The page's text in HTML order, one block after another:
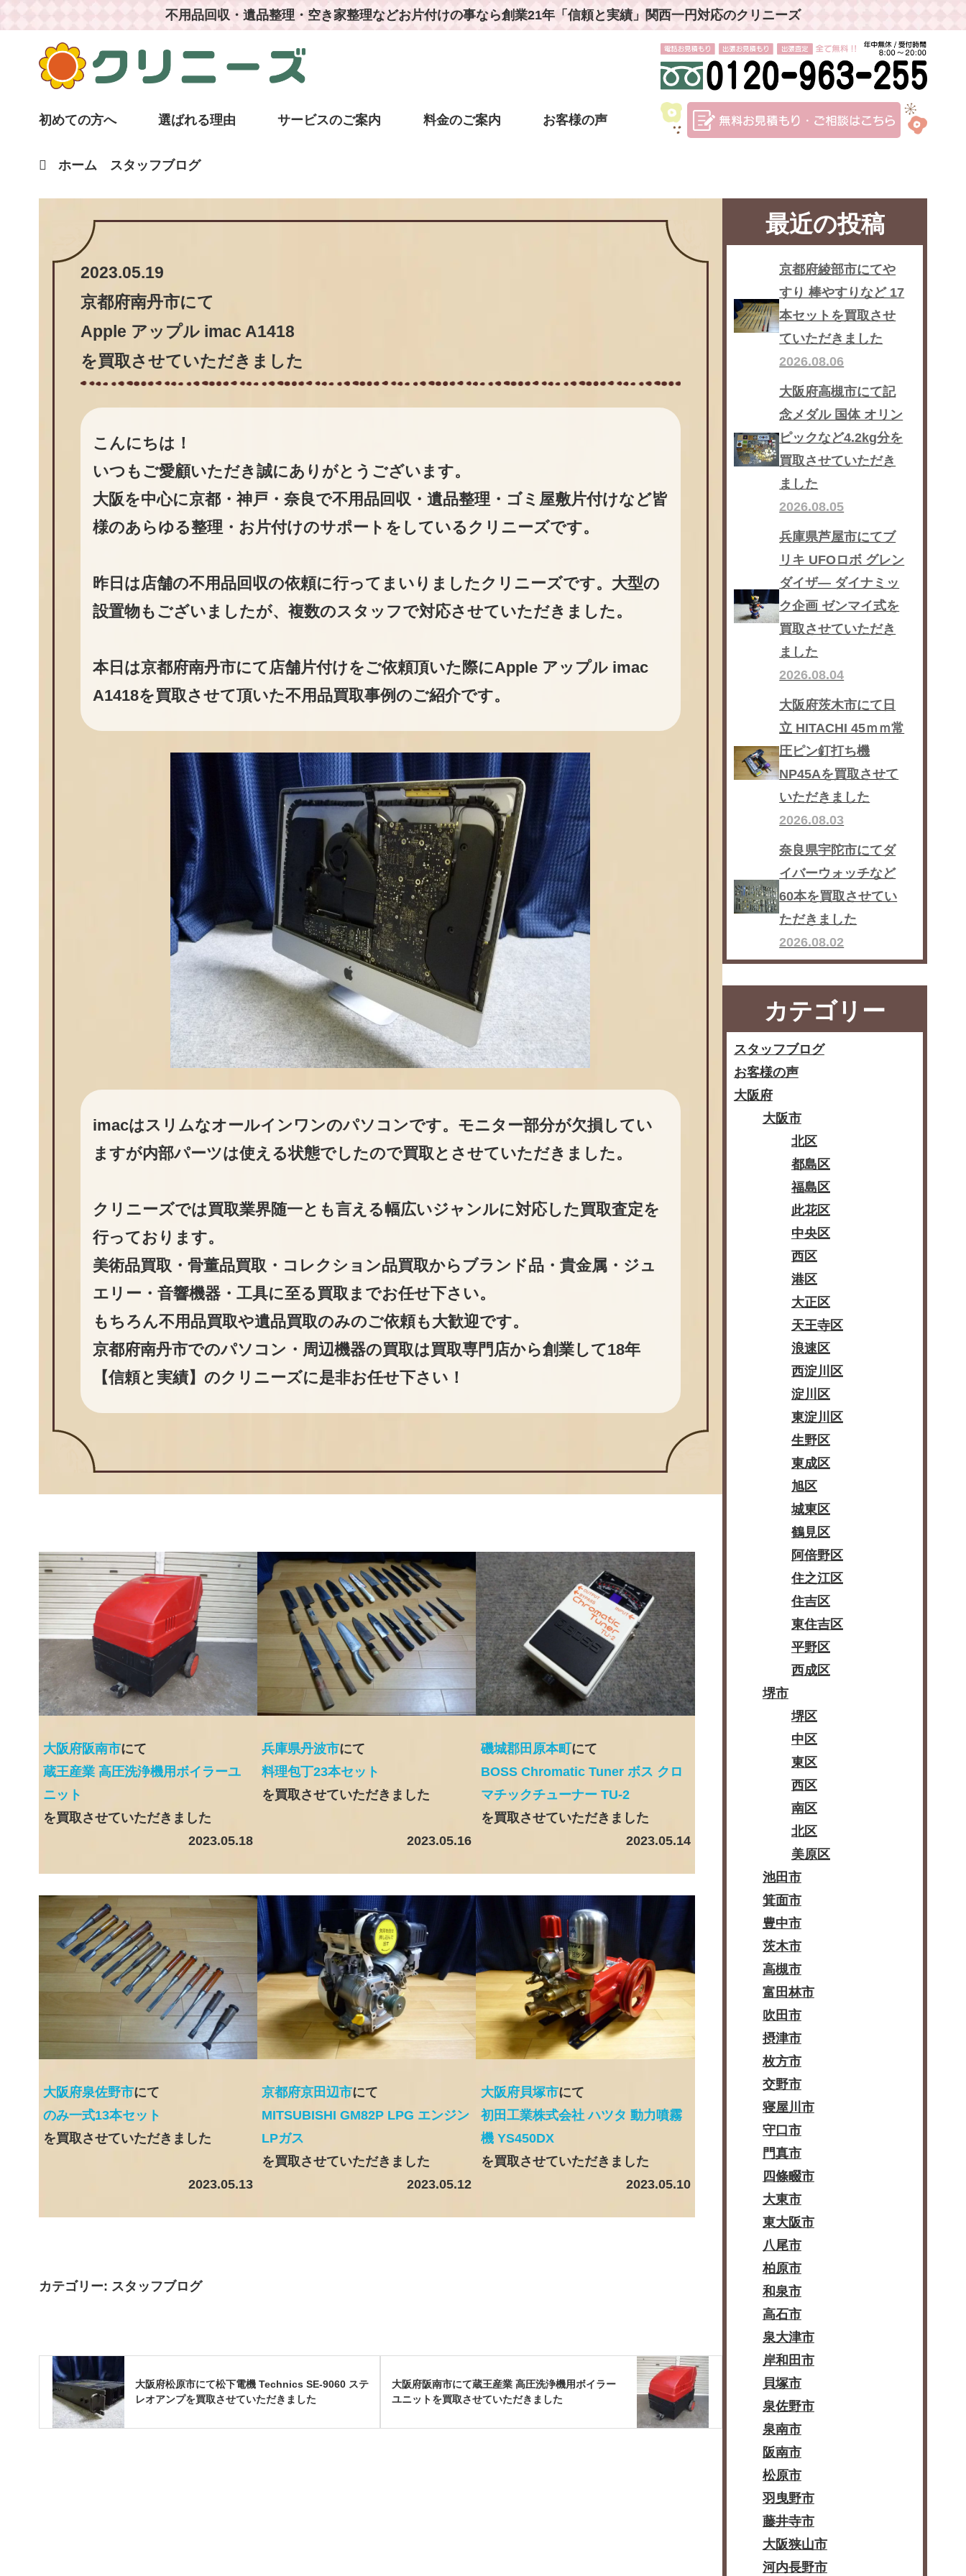
不用品回収・遺品整理・空き家整理などお片付けの事なら創業21年「信頼と実績」関西一円対応のクリニーズ
初めての方へ 選ばれる理由 サービスのご案内 料金のご案内 お客様の声
ホーム スタッフブログ
2023.05.19
京都府南丹市にて
Apple アップル imac A1418
を買取させていただきました
こんにちは！
いつもご愛顧いただき誠にありがとうございます。
大阪を中心に京都・神戸・奈良で不用品回収・遺品整理・ゴミ屋敷片付けなど皆
様のあらゆる整理・お片付けのサポートをしているクリニーズです。
昨日は店舗の不用品回収の依頼に行ってまいりましたクリニーズです。大型の
設置物もございましたが、複数のスタッフで対応させていただきました。
本日は京都府南丹市にて店舗片付けをご依頼頂いた際にApple アップル imac
A1418を買取させて頂いた不用品買取事例のご紹介です。
imacはスリムなオールインワンのパソコンです。モニター部分が欠損してい
ますが内部パーツは使える状態でしたので買取とさせていただきました。
クリニーズでは買取業界随一とも言える幅広いジャンルに対応した買取査定を
行っております。
美術品買取・骨董品買取・コレクション品買取からブランド品・貴金属・ジュ
エリー・音響機器・工具に至る買取までお任せ下さい。
もちろん不用品買取や遺品買取のみのご依頼も大歓迎です。
京都府南丹市でのパソコン・周辺機器の買取は買取専門店から創業して18年
【信頼と実績】のクリニーズに是非お任せ下さい！
大阪府阪南市にて
蔵王産業 高圧洗浄機用ボイラーユ
ニット
を買取させていただきました
2023.05.18
兵庫県丹波市にて
料理包丁23本セット
を買取させていただきました
2023.05.16
磯城郡田原本町にて
BOSS Chromatic Tuner ボス クロ
マチックチューナー TU-2
を買取させていただきました
2023.05.14
大阪府泉佐野市にて
のみ一式13本セット
を買取させていただきました
2023.05.13
京都府京田辺市にて
MITSUBISHI GM82P LPG エンジン
LPガス
を買取させていただきました
2023.05.12
大阪府貝塚市にて
初田工業株式会社 ハツタ 動力噴霧
機 YS450DX
を買取させていただきました
2023.05.10
カテゴリー: スタッフブログ
大阪府松原市にて松下電機 Technics SE-9060 ステ
レオアンプを買取させていただきました
大阪府阪南市にて蔵王産業 高圧洗浄機用ボイラー
ユニットを買取させていただきました
最近の投稿
京都府綾部市にてや
すり 棒やすりなど 17
本セットを買取させ
ていただきました
2026.08.06
大阪府高槻市にて記
念メダル 国体 オリン
ピックなど4.2kg分を
買取させていただき
ました
2026.08.05
兵庫県芦屋市にてブ
リキ UFOロボ グレン
ダイザ― ダイナミッ
ク企画 ゼンマイ式を
買取させていただき
ました
2026.08.04
大阪府茨木市にて日
立 HITACHI 45ｍｍ常
圧ピン釘打ち機
NP45Aを買取させて
いただきました
2026.08.03
奈良県宇陀市にてダ
イバーウォッチなど
60本を買取させてい
ただきました
2026.08.02
カテゴリー
スタッフブログ
お客様の声
大阪府
大阪市
北区
都島区
福島区
此花区
中央区
西区
港区
大正区
天王寺区
浪速区
西淀川区
淀川区
東淀川区
生野区
東成区
旭区
城東区
鶴見区
阿倍野区
住之江区
住吉区
東住吉区
平野区
西成区
堺市
堺区
中区
東区
西区
南区
北区
美原区
池田市
箕面市
豊中市
茨木市
高槻市
富田林市
吹田市
摂津市
枚方市
交野市
寝屋川市
守口市
門真市
四條畷市
大東市
東大阪市
八尾市
柏原市
和泉市
高石市
泉大津市
岸和田市
貝塚市
泉佐野市
泉南市
阪南市
松原市
羽曳野市
藤井寺市
大阪狭山市
河内長野市